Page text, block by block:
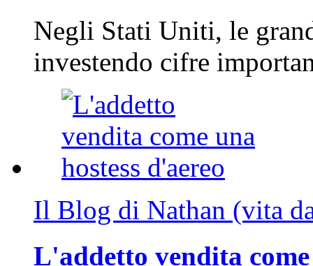
Negli Stati Uniti, le
investendo cifre
Il Blog di Nathan (vita
L'addetto vendita